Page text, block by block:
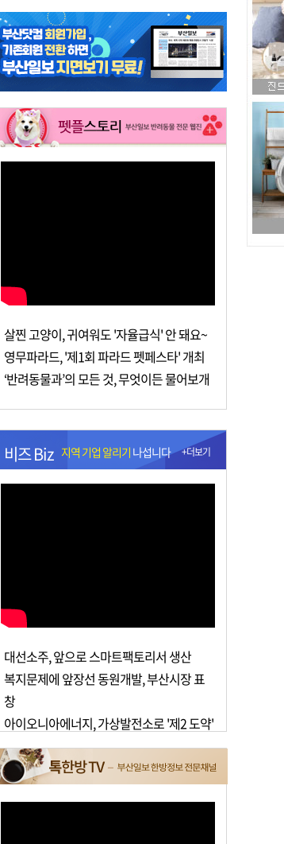
살찐 고양이, 귀여워도 '자율급식' 안 돼요~
영무파라드, '제1회 파라드 펫페스타' 개최
‘반려동물과’의 모든 것, 무엇이든 물어보개
비즈 Biz 지역 기업 알리기 나섭니다 +더보기
대선소주, 앞으로 스마트팩토리서 생산
복지문제에 앞장선 동원개발, 부산시장 표
창
아이오니아에너지, 가상발전소로 '제2 도약'